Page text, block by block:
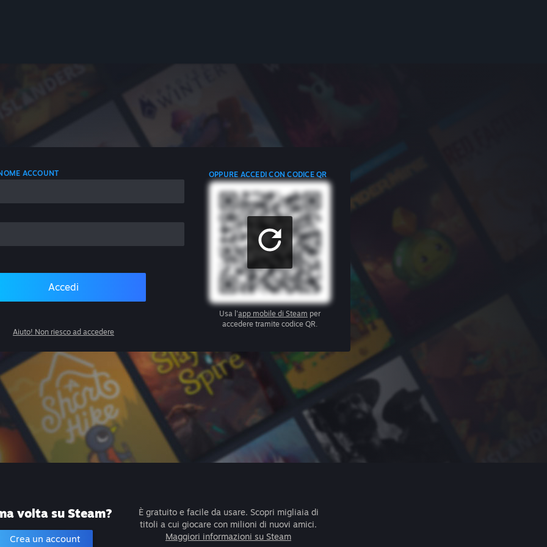
ACCOUNT
Accedi
Aiuto! Non riesco ad accedere
OPPURE ACCEDI CON CODICE QR
Usa l'app mobile di Steam per
accedere tramite codice QR.
volta su Steam?
Crea un account
È gratuito e facile da usare. Scopri migliaia di
titoli a cui giocare con milioni di nuovi amici.
Maggiori informazioni su Steam